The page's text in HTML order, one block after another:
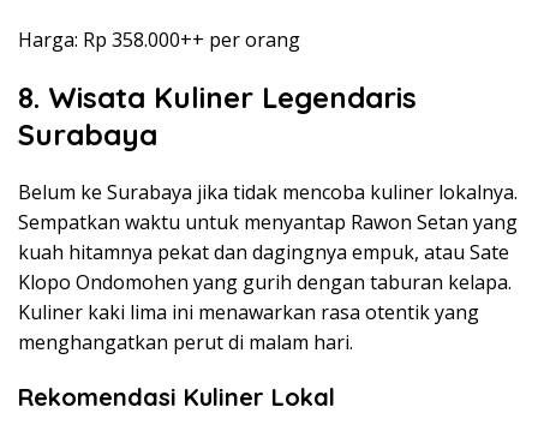
Harga: Rp 358.000++ per orang
8. Wisata Kuliner Legendaris
Surabaya
Belum ke Surabaya jika tidak mencoba kuliner lokalnya.
Sempatkan waktu untuk menyantap Rawon Setan yang
kuah hitamnya pekat dan dagingnya empuk, atau Sate
Klopo Ondomohen yang gurih dengan taburan kelapa.
Kuliner kaki lima ini menawarkan rasa otentik yang
menghangatkan perut di malam hari.
Rekomendasi Kuliner Lokal